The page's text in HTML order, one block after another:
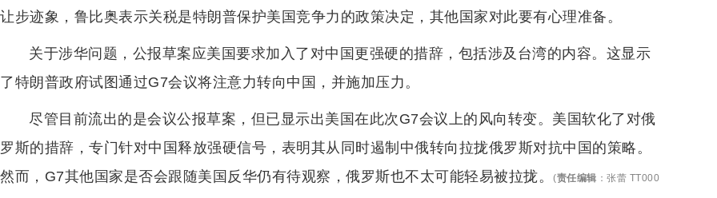
让步迹象，鲁比奥表示关税是特朗普保护美国竞争力的政策决定，其他国家对此要有心理准备。
关于涉华问题，公报草案应美国要求加入了对中国更强硬的措辞，包括涉及台湾的内容。这显示
了特朗普政府试图通过G7会议将注意力转向中国，并施加压力。
尽管目前流出的是会议公报草案，但已显示出美国在此次G7会议上的风向转变。美国软化了对俄
罗斯的措辞，专门针对中国释放强硬信号，表明其从同时遏制中俄转向拉拢俄罗斯对抗中国的策略。
然而，G7其他国家是否会跟随美国反华仍有待观察，俄罗斯也不太可能轻易被拉拢。
(责任编辑 ： 张蕾 TT000